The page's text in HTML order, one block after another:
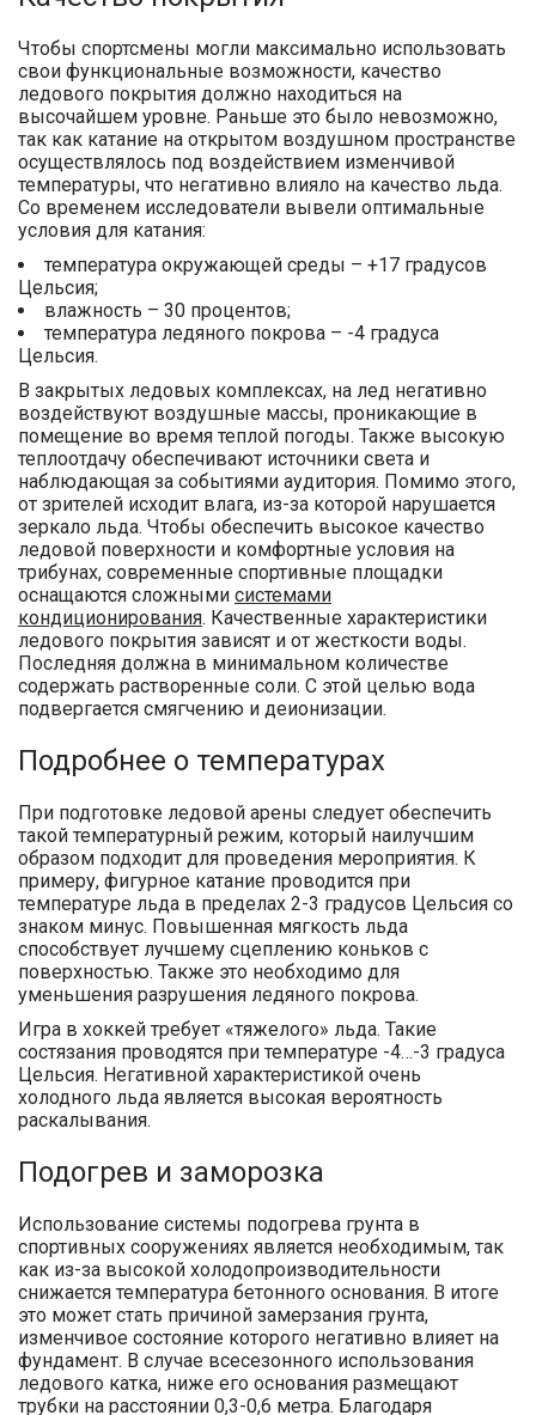
Чтобы спортсмены могли максимально использовать
свои функциональные возможности, качество
ледового покрытия должно находиться на
высочайшем уровне. Раньше это было невозможно,
так как катание на открытом воздушном пространстве
осуществлялось под воздействием изменчивой
температуры, что негативно влияло на качество льда.
Со временем исследователи вывели оптимальные
условия для катания:
температура окружающей среды – +17 градусов
Цельсия;
влажность – 30 процентов;
температура ледяного покрова – -4 градуса
Цельсия.
В закрытых ледовых комплексах, на лед негативно
воздействуют воздушные массы, проникающие в
помещение во время теплой погоды. Также высокую
теплоотдачу обеспечивают источники света и
наблюдающая за событиями аудитория. Помимо этого,
от зрителей исходит влага, из-за которой нарушается
зеркало льда. Чтобы обеспечить высокое качество
ледовой поверхности и комфортные условия на
трибунах, современные спортивные площадки
оснащаются сложными системами
кондиционирования. Качественные характеристики
ледового покрытия зависят и от жесткости воды.
Последняя должна в минимальном количестве
содержать растворенные соли. С этой целью вода
подвергается смягчению и деионизации.
Подробнее о температурах
При подготовке ледовой арены следует обеспечить
такой температурный режим, который наилучшим
образом подходит для проведения мероприятия. К
примеру, фигурное катание проводится при
температуре льда в пределах 2-3 градусов Цельсия со
знаком минус. Повышенная мягкость льда
способствует лучшему сцеплению коньков с
поверхностью. Также это необходимо для
уменьшения разрушения ледяного покрова.
Игра в хоккей требует «тяжелого» льда. Такие
состязания проводятся при температуре -4…-3 градуса
Цельсия. Негативной характеристикой очень
холодного льда является высокая вероятность
раскалывания.
Подогрев и заморозка
Использование системы подогрева грунта в
спортивных сооружениях является необходимым, так
как из-за высокой холодопроизводительности
снижается температура бетонного основания. В итоге
это может стать причиной замерзания грунта,
изменчивое состояние которого негативно влияет на
фундамент. В случае всесезонного использования
ледового катка, ниже его основания размещают
трубки на расстоянии 0,3-0,6 метра. Благодаря